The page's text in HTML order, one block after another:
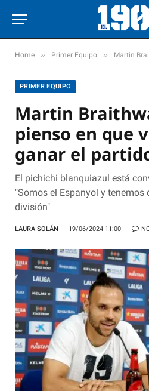
Home » Primer Equipo » Martin Braithwaite:
PRIMER EQUIPO
Martin
pienso en que
ganar el
El pichichi blanquiazul está
"Somos el Espanyol y tenemos
división"
LAURA SOLÁN 19/06/2024 11:00